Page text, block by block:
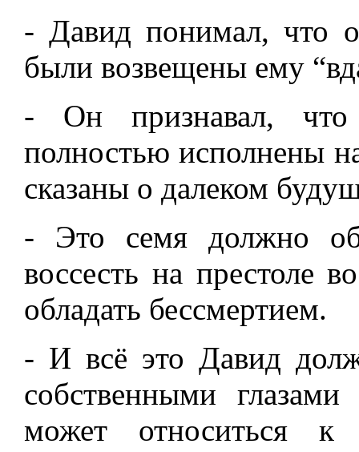
- Давид понимал, что
были возвещены ему
- Он признавал, что
полностью исполнены
сказаны о далеком
- Это семя должно
воссесть на престоле
обладать бессмертием.
- И всё это Давид
собственными
может относиться